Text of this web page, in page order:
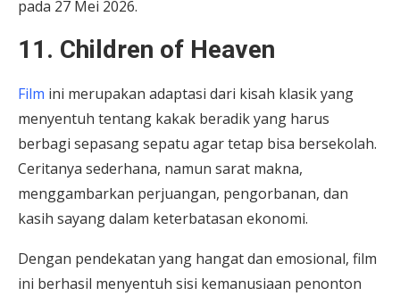
pada 27 Mei 2026.
11. Children of Heaven
Film ini merupakan adaptasi dari kisah klasik yang
menyentuh tentang kakak beradik yang harus
berbagi sepasang sepatu agar tetap bisa bersekolah.
Ceritanya sederhana, namun sarat makna,
menggambarkan perjuangan, pengorbanan, dan
kasih sayang dalam keterbatasan ekonomi.
Dengan pendekatan yang hangat dan emosional, film
ini berhasil menyentuh sisi kemanusiaan penonton